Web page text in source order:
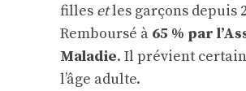
filles etles garçons depuis
Remboursé à 65 % par
Maladie. Il prévient
l’âge adulte.